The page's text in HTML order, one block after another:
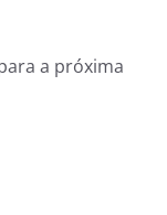
a próxima